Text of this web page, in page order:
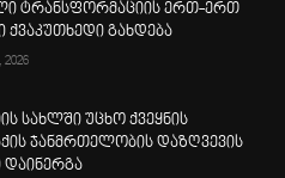
ტრანსფორმაციის ერთ-ერთ
ქვაკუთხედი გახდება
სახლში უცხო ქვეყნის
ჯანმრთელობის დაზღვევის
დაინერგა